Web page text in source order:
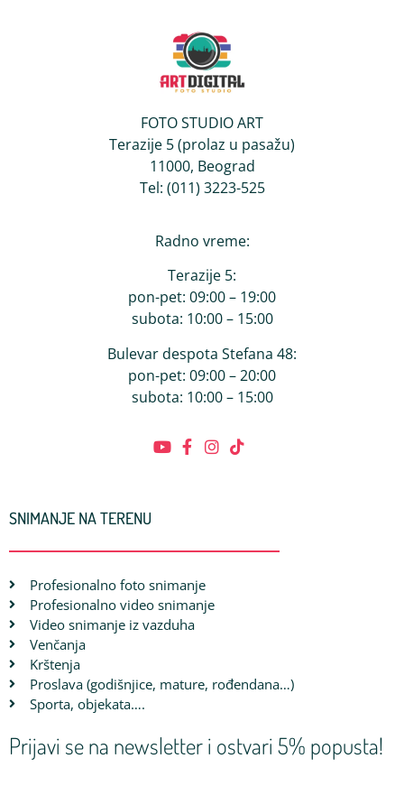
FOTO STUDIO ART
Terazije 5 (prolaz u pasažu)
11000, Beograd
Tel: (011) 3223-525
Radno vreme:
Terazije 5:
pon-pet: 09:00 – 19:00
subota: 10:00 – 15:00
Bulevar despota Stefana 48:
pon-pet: 09:00 – 20:00
subota: 10:00 – 15:00
SNIMANJE NA TERENU
Profesionalno foto snimanje
Profesionalno video snimanje
Video snimanje iz vazduha
Venčanja
Krštenja
Proslava (godišnjice, mature, rođendana…)
Sporta, objekata….
Prijavi se na newsletter i ostvari 5% popusta!